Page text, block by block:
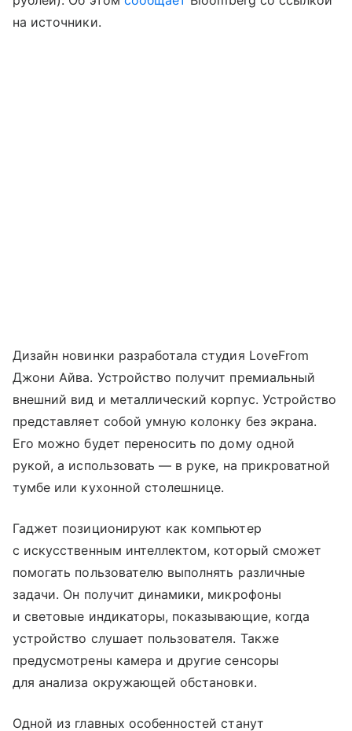
на источники.
Дизайн новинки разработала студия LoveFrom
Джони Айва. Устройство получит премиальный
внешний вид и металлический корпус. Устройство
представляет собой умную колонку без экрана.
Его можно будет переносить по дому одной
рукой, а использовать — в руке, на прикроватной
тумбе или кухонной столешнице.
Гаджет позиционируют как компьютер
с искусственным интеллектом, который сможет
помогать пользователю выполнять различные
задачи. Он получит динамики, микрофоны
и световые индикаторы, показывающие, когда
устройство слушает пользователя. Также
предусмотрены камера и другие сенсоры
для анализа окружающей обстановки.
Одной из главных особенностей станут